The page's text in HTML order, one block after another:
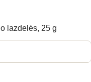
lazdelės, 25 g